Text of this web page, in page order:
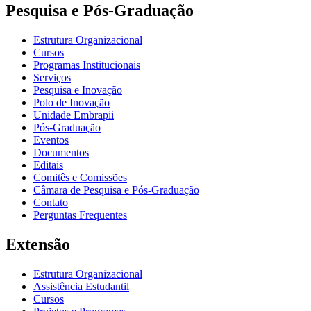
Pesquisa e Pós-Graduação
Estrutura Organizacional
Cursos
Programas Institucionais
Serviços
Pesquisa e Inovação
Polo de Inovação
Unidade Embrapii
Pós-Graduação
Eventos
Documentos
Editais
Comitês e Comissões
Câmara de Pesquisa e Pós-Graduação
Contato
Perguntas Frequentes
Extensão
Estrutura Organizacional
Assistência Estudantil
Cursos